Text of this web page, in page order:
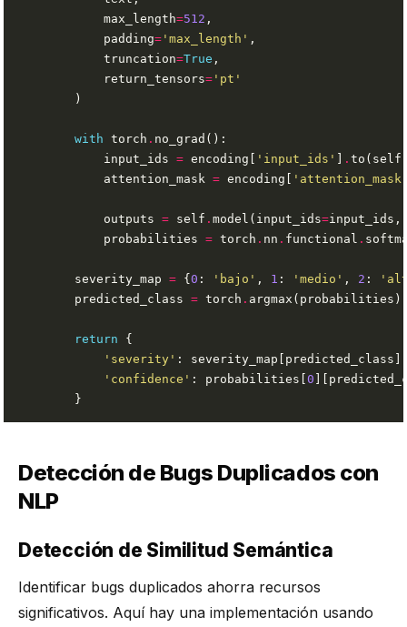
            max_length
=512
            padding
= 'max_length'
            truncation
=True
            return_tensors
= 'pt'
with torch .
            input_ids
= encoding[ 'input_ids' ] .to(self
            attention_mask
= encoding[
            outputs
= self .model(input_ids=input_ids,
            probabilities
= torch . nn . functional .
        severity_map
= {0 : 'bajo' , 1 : 'medio' , 2 :
        predicted_class
= torch . argmax(probabilities)
return
'severity'
'confidence' : probabilities[0
Detección de Bugs Duplicados con
NLP
Detección de Similitud Semántica
Identificar bugs duplicados ahorra recursos
significativos. Aquí hay una implementación usando